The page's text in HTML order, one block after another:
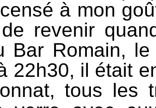
à mon
revenir
Bar Romain,
22h30, il était
tous les